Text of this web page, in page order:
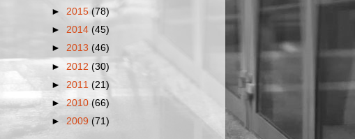
► 2015 (78)
► 2014 (45)
► 2013 (46)
► 2012 (30)
► 2011 (21)
► 2010 (66)
► 2009 (71)